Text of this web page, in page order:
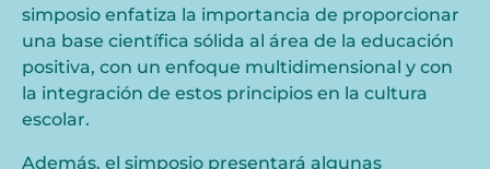
simposio enfatiza la importancia de proporcionar
una base científica sólida al área de la educación
positiva, con un enfoque multidimensional y con
la integración de estos principios en la cultura
escolar.
Además, el simposio presentará algunas